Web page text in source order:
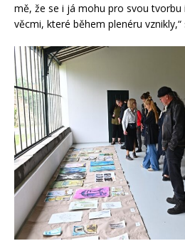
mě, že se i já mohu pro svou tvorbu
věcmi, které během plenéru vznikly,“